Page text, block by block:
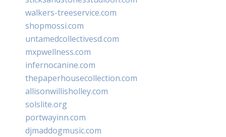
walkers-treeservice.com
shopmossi.com
untamedcollectivesd.com
mxpwellness.com
infernocanine.com
thepaperhousecollection.com
allisonwillisholley.com
solslite.org
portwayinn.com
djmaddogmusic.com